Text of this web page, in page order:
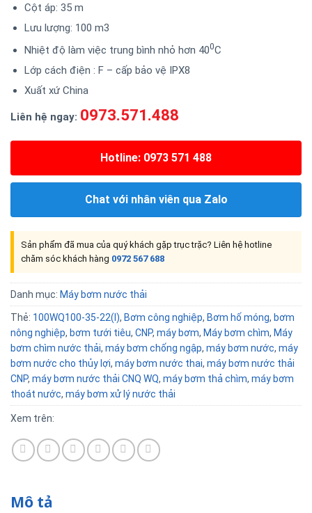
Cột áp: 35 m
Lưu lượng: 100 m3
Nhiệt độ làm việc trung bình nhỏ hơn 400C
Lớp cách điện : F – cấp bảo vệ IPX8
Xuất xứ China
Liên hệ ngay: 0973.571.488
Hotline: 0973 571 488
Chat với nhân viên qua Zalo
Sản phẩm đã mua của quý khách gặp trục trặc? Liên hệ hotline
chăm sóc khách hàng 0972 567 688
Danh mục: Máy bơm nước thải
Thẻ: 100WQ100-35-22(I), Bơm công nghiệp, Bơm hố móng, bơm
nông nghiệp, bơm tưới tiêu, CNP, máy bơm, Máy bơm chìm, Máy
bơm chìm nước thải, máy bơm chống ngập, máy bơm nước, máy
bơm nước cho thủy lợi, máy bơm nước thai, máy bơm nước thải
CNP, máy bơm nước thải CNQ WQ, máy bơm thả chìm, máy bơm
thoát nước, máy bơm xử lý nước thải
Xem trên:
Mô tả